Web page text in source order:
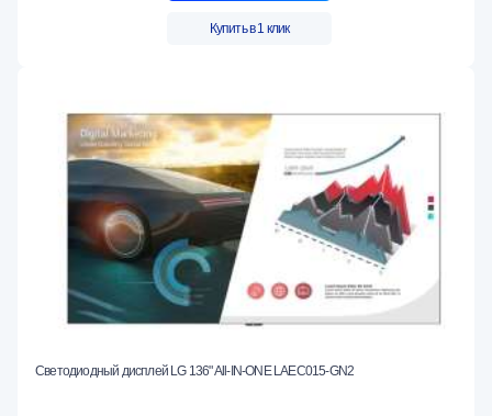
Купить в 1 клик
Светодиодный дисплей LG 136" All-IN-ONE LAEC015-GN2